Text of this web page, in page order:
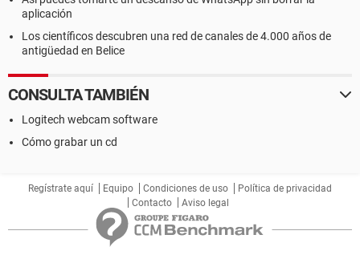
aplicación
Los científicos descubren una red de canales de 4.000 años de
antigüedad en Belice
CONSULTA TAMBIÉN
Logitech webcam software
Cómo grabar un cd
Regístrate aquí Equipo Condiciones de uso
Política de privacidad
Contacto
Aviso legal